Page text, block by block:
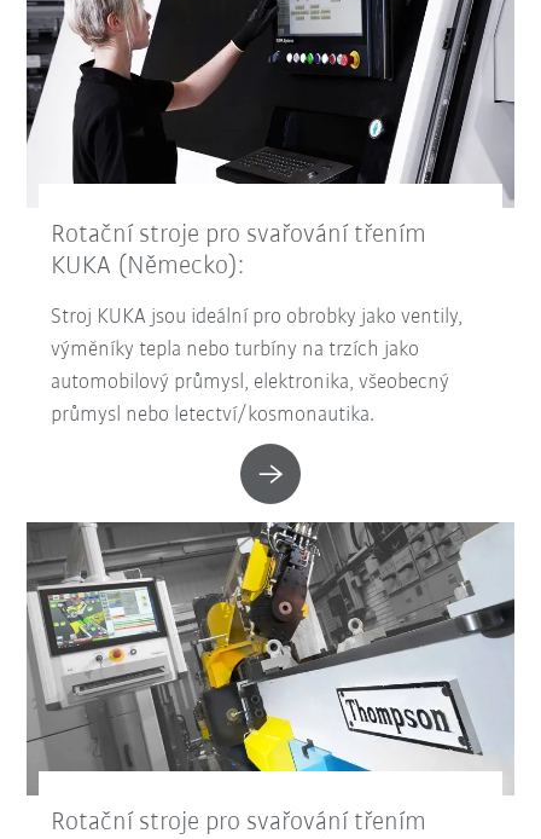
Rotační stroje pro svařování třením
KUKA (Německo):
Stroj KUKA jsou ideální pro obrobky jako ventily,
výměníky tepla nebo turbíny na trzích jako
automobilový průmysl, elektronika, všeobecný
průmysl nebo letectví/kosmonautika.
Rotační stroje pro svařování třením